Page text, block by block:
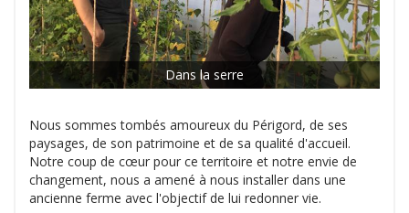
Dans la serre
Nous sommes tombés amoureux du Périgord, de ses
paysages, de son patrimoine et de sa qualité d'accueil.
Notre coup de cœur pour ce territoire et notre envie de
changement, nous a amené à nous installer dans une
ancienne ferme avec l'objectif de lui redonner vie.